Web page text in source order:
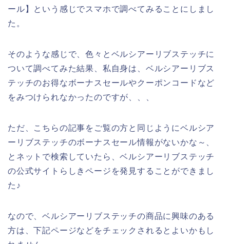
ール】という感じでスマホで調べてみることにしまし
た。
そのような感じで、色々とベルシアーリブステッチに
ついて調べてみた結果、私自身は、ベルシアーリブス
テッチのお得なボーナスセールやクーポンコードなど
をみつけられなかったのですが、、、
ただ、こちらの記事をご覧の方と同じようにベルシア
ーリブステッチのボーナスセール情報がないかな～、
とネットで検索していたら、ベルシアーリブステッチ
の公式サイトらしきページを発見することができまし
た♪
なので、ベルシアーリブステッチの商品に興味のある
方は、下記ページなどをチェックされるとよいかもし